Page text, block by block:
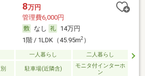
8万円
管理費6,000円
なし
14万円
1階 / 1LDK（45.95m2）
一人暮らし 二人暮らし
駐車場(近隣含)
モニタ付インターホ
ン